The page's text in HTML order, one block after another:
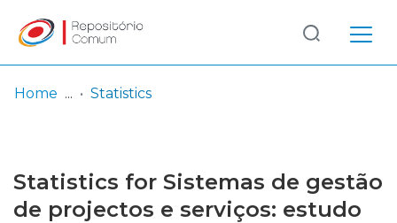
Browse repository
Log
In
(current)
Home Statistics
Statistics for Sistemas de gestão
de projectos e serviços: estudo